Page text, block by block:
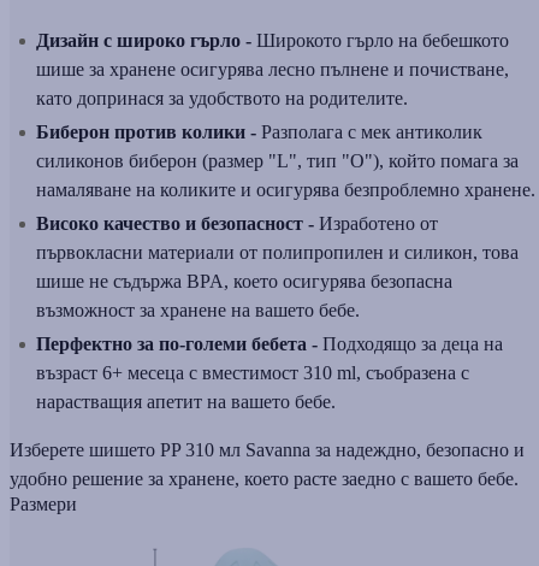
Дизайн с широко гърло - Широкото гърло на бебешкото
шише за хранене осигурява лесно пълнене и почистване,
като допринася за удобството на родителите.
Биберон против колики - Разполага с мек антиколик
силиконов биберон (размер "L", тип "O"), който помага за
намаляване на коликите и осигурява безпроблемно хранене.
Високо качество и безопасност - Изработено от
първокласни материали от полипропилен и силикон, това
шише не съдържа BPA, което осигурява безопасна
възможност за хранене на вашето бебе.
Перфектно за по-големи бебета - Подходящо за деца на
възраст 6+ месеца с вместимост 310 ml, съобразена с
нарастващия апетит на вашето бебе.
Изберете шишето PP 310 мл Savanna за надеждно, безопасно и
удобно решение за хранене, което расте заедно с вашето бебе.
Размери